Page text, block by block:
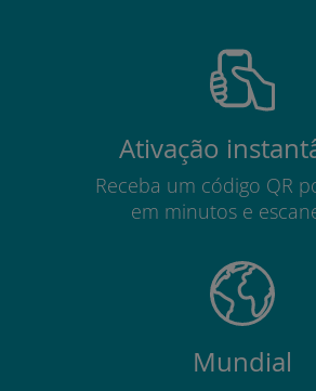
Ativação
Receba um código QR
em minutos e
Mundial